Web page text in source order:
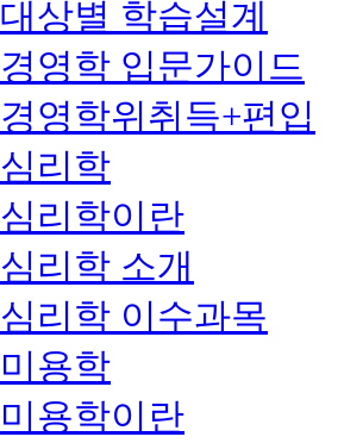
대상별 학습설계
경영학 입문가이드
경영학위취득+편입
심리학
심리학이란
심리학 소개
심리학 이수과목
미용학
미용학이란